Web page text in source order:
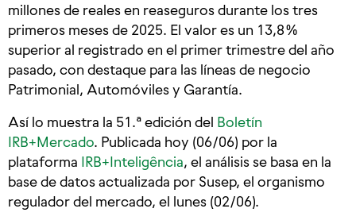
millones de reales en reaseguros durante los tres
primeros meses de 2025. El valor es un 13,8 %
superior al registrado en el primer trimestre del año
pasado, con destaque para las líneas de negocio
Patrimonial, Automóviles y Garantía.
Así lo muestra la 51.ª edición del Boletín
IRB+Mercado. Publicada hoy (06/06) por la
plataforma IRB+Inteligência, el análisis se basa en la
base de datos actualizada por Susep, el organismo
regulador del mercado, el lunes (02/06).